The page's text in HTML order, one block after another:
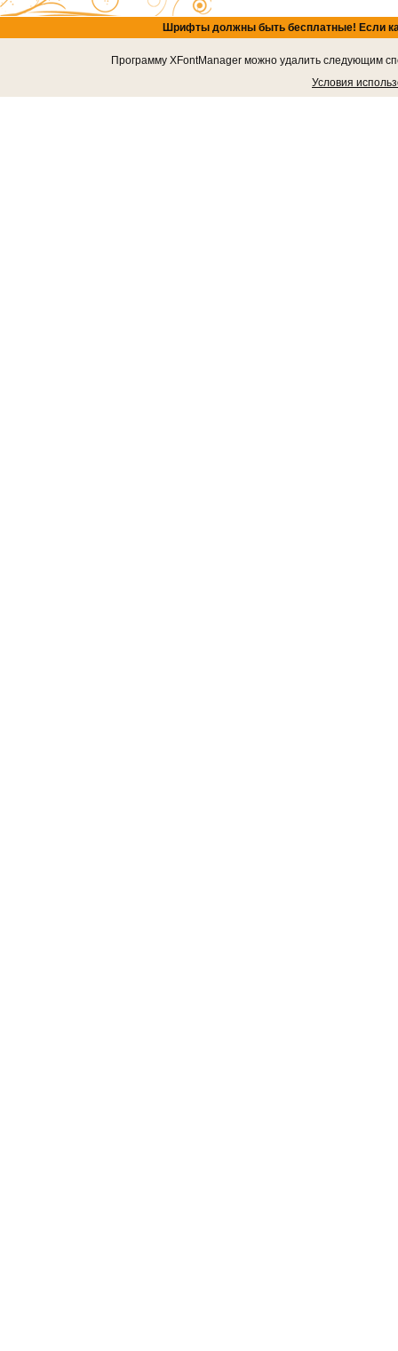
Шрифты должны быть бесплатные! Если
Программу XFontManager можно удалить следующим
Условия